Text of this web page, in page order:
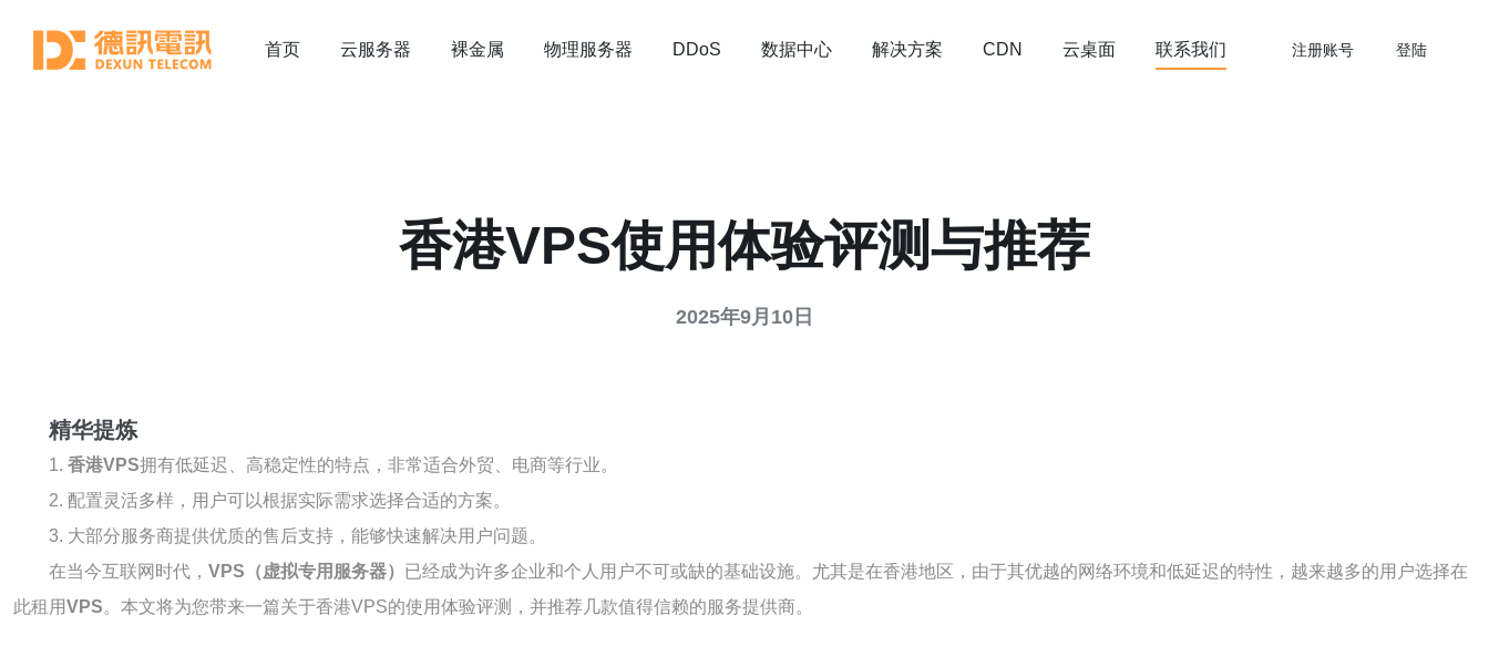
首页 云服务器 裸金属 物理服务器 DDoS 数据中心 解决方案 CDN 云桌面 联系我们 注册账号 登陆
香港VPS使用体验评测与推荐
2025年9月10日
精华提炼
1. 香港VPS拥有低延迟、高稳定性的特点，非常适合外贸、电商等行业。
2. 配置灵活多样，用户可以根据实际需求选择合适的方案。
3. 大部分服务商提供优质的售后支持，能够快速解决用户问题。
在当今互联网时代， VPS（虚拟专用服务器） 已经成为许多企业和个人用户不可或缺的基础设施。尤其是在香港地区，由于其优越的网络环境和低延迟的特性，越来越多的用户选择在
此租用VPS。本文将为您带来一篇关于香港VPS的使用体验评测，并推荐几款值得信赖的服务提供商。